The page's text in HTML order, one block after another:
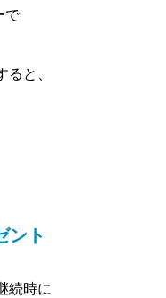
で
ると、
ント
続時に